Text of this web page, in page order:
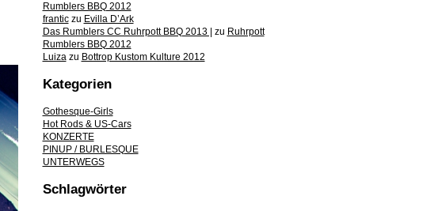
Rumblers BBQ 2012
franticzu Evilla D’Ark
Das Rumblers CC Ruhrpott BBQ 2013 |
zu Ruhrpott
Rumblers BBQ 2012
Luizazu Bottrop Kustom Kulture 2012
Kategorien
Gothesque-Girls
Hot Rods & US-Cars
KONZERTE
PINUP / BURLESQUE
UNTERWEGS
Schlagwörter